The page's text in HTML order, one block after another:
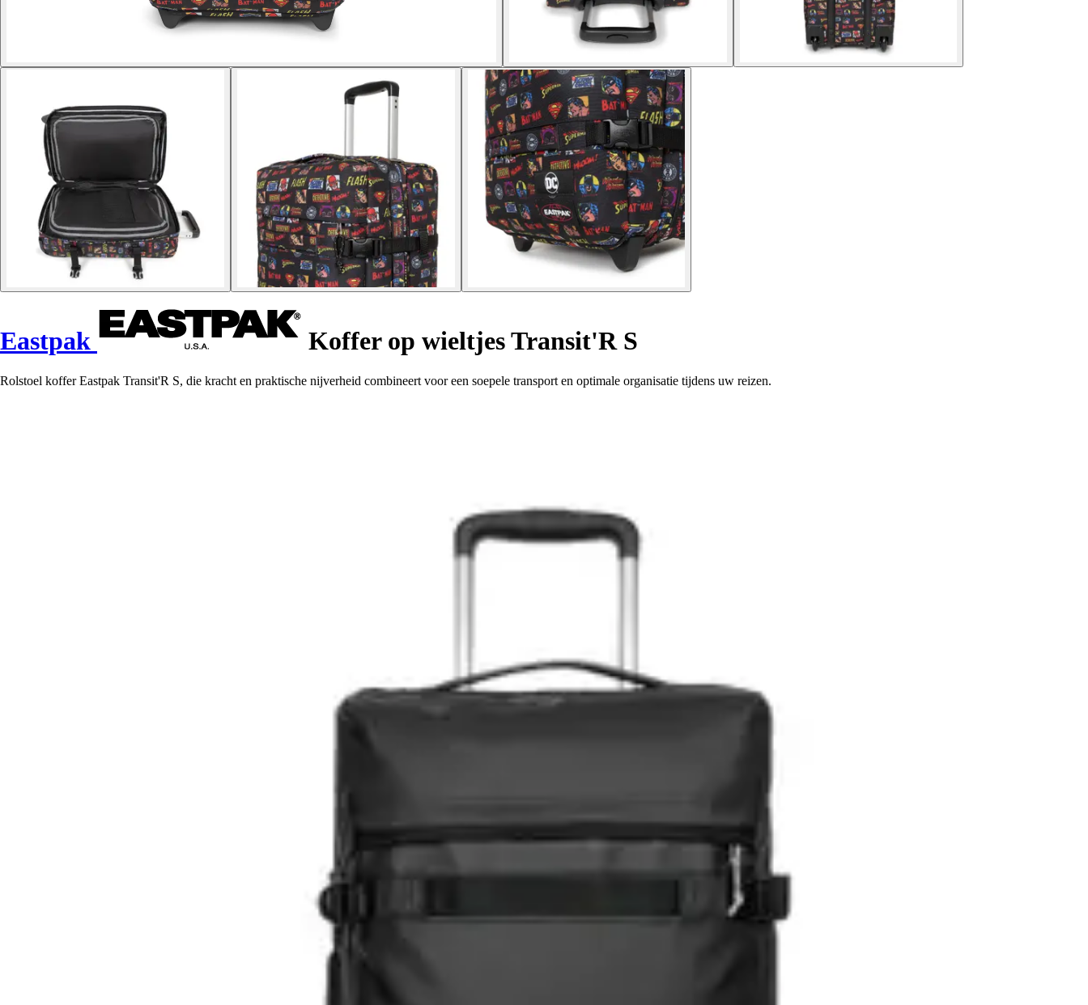
Eastpak Koffer op wieltjes Transit'R S
Rolstoel koffer Eastpak Transit'R S, die kracht en praktische nijverheid combineert voor een soepele transport en optimale organisatie tijdens uw reizen.